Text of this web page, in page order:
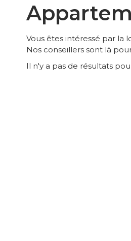
Vous êtes intéressé par la
Nos conseillers sont là
Il n'y a pas de résultats